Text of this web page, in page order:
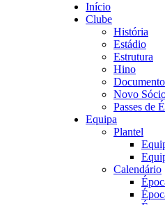
Início
Clube
História
Estádio
Estrutura
Hino
Novo
Passes de
Equipa
Plantel
Calendário